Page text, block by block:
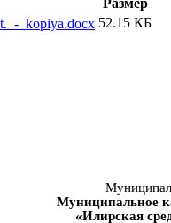
_kopiya.docx 52.15 КБ
Муниципальное
«Илирская